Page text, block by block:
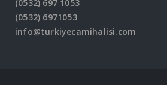
(0532) 697 1053
(0532) 6971053
info@turkiyecamihalisi.com